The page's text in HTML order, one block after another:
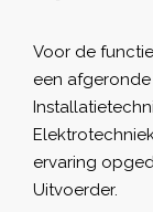
Voor de
een
ervaring
Uitvoerder.